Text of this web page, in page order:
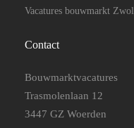
Vacatures bouwmarkt
Contact
Bouwmarktvacatures
Trasmolenlaan 12
3447 GZ Woerden